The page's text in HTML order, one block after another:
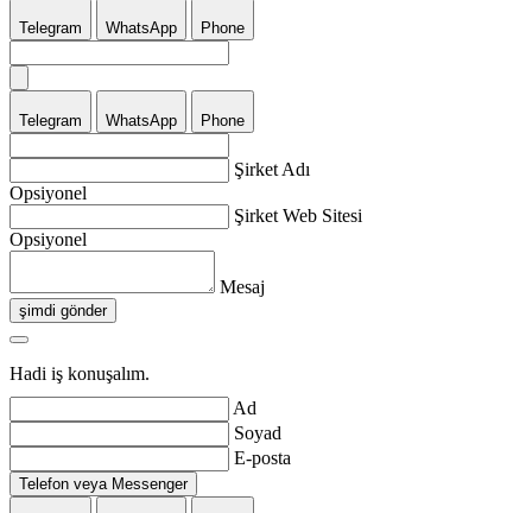
Telegram WhatsApp Phone
Telegram WhatsApp Phone
Şirket Adı
Opsiyonel
Şirket Web Sitesi
Opsiyonel
Mesaj
şimdi gönder
Hadi iş konuşalım.
Ad
Soyad
E-posta
Telefon veya Messenger